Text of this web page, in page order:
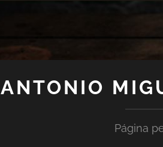
ANTONIO
Página